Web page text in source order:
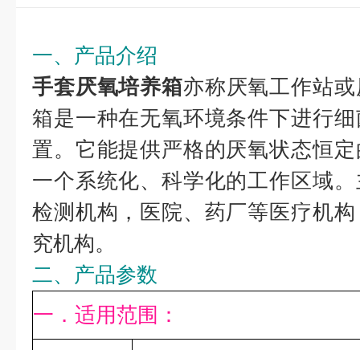
一、产品介绍
手套厌氧培养箱亦称厌氧工作站
箱是一种在无氧环境条件下进行
置。它能提供严格的厌氧状态恒
一个系统化、科学化的工作区域
检测机构，医院、药厂等医疗机
究机构。
二、产品参数
一．适用范围：